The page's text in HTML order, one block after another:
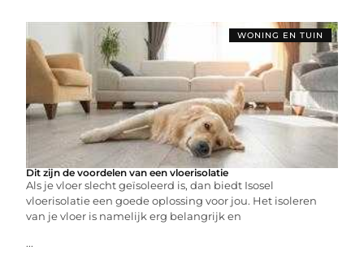
WONING EN TUIN
Dit zijn de voordelen van een vloerisolatie
Als je vloer slecht geïsoleerd is, dan biedt Isosel
vloerisolatie een goede oplossing voor jou. Het isoleren
van je vloer is namelijk erg belangrijk en
...